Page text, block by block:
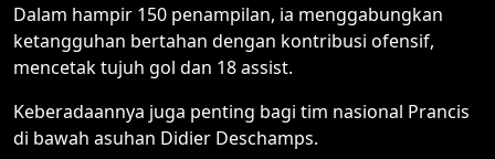
Dalam hampir 150 penampilan, ia menggabungkan
ketangguhan bertahan dengan kontribusi ofensif,
mencetak tujuh gol dan 18 assist.
Keberadaannya juga penting bagi tim nasional Prancis
di bawah asuhan Didier Deschamps.